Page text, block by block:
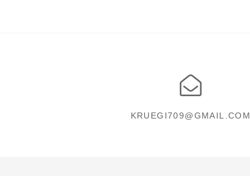
KRUEGI709@GMAIL.COM